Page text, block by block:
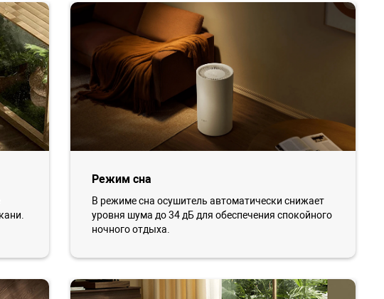
Режим сна
В режиме сна осушитель автоматически снижает
уровня шума до 34 дБ для обеспечения спокойного
ночного отдыха.